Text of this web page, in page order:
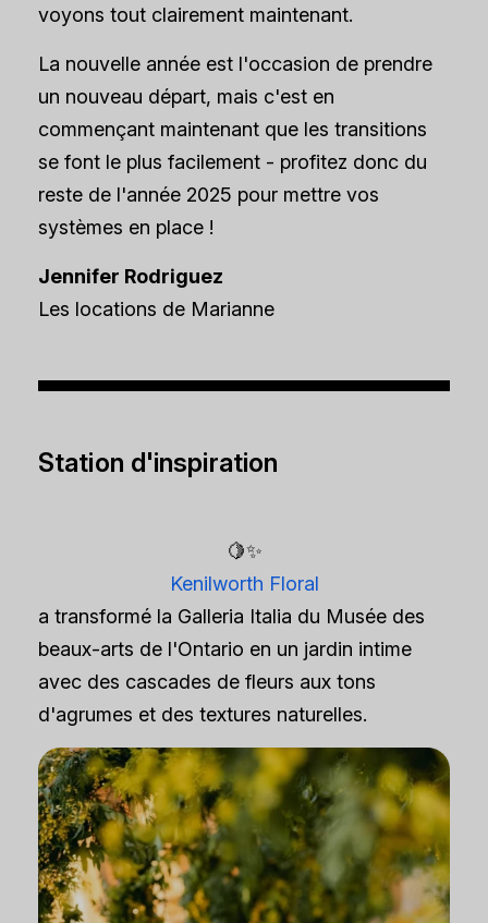
voyons tout clairement maintenant.
La nouvelle année est l'occasion de prendre
un nouveau départ, mais c'est en
commençant maintenant que les transitions
se font le plus facilement - profitez donc du
reste de l'année 2025 pour mettre vos
systèmes en place !
Jennifer Rodriguez
Les locations de Marianne
Station d'inspiration
🍋✨
Kenilworth Floral
a transformé la Galleria Italia du Musée des
beaux-arts de l'Ontario en un jardin intime
avec des cascades de fleurs aux tons
d'agrumes et des textures naturelles.